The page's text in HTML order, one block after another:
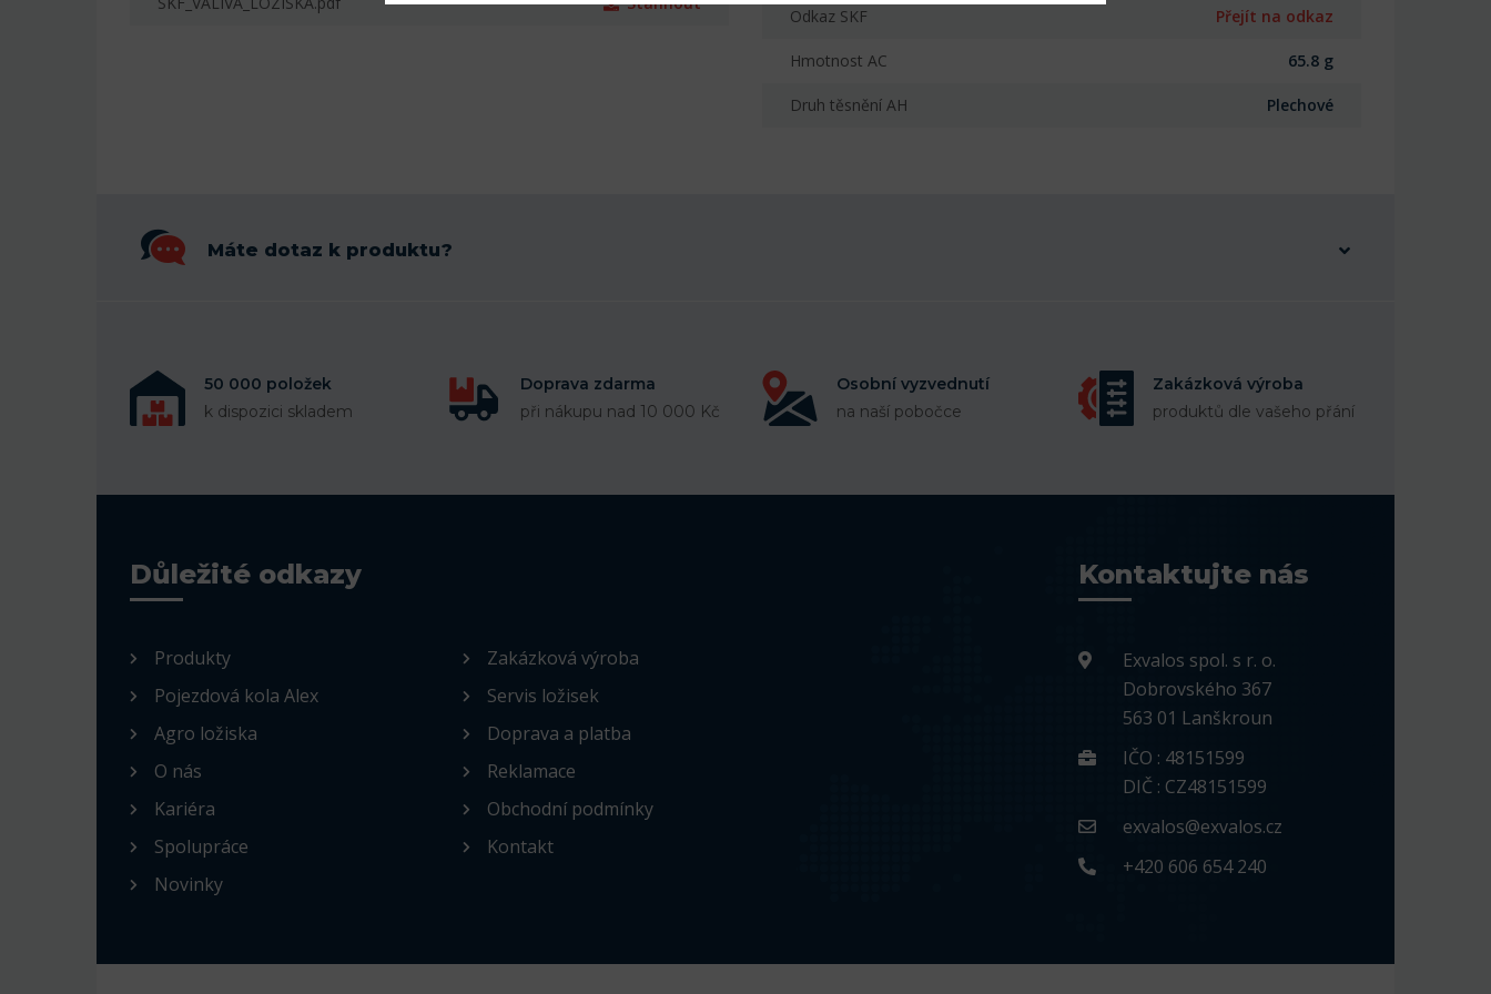
Odkaz SKF Přejít na odkaz
Hmotnost AC 65.8 g
Druh těsnění AH Plechové
Máte dotaz k produktu?
50 000 položek
k dispozici skladem
Doprava zdarma
při nákupu nad 10 000 Kč
Osobní vyzvednutí
na naší pobočce
Zakázková výroba
produktů dle vašeho přání
Důležité odkazy
Produkty
Pojezdová kola Alex
Agro ložiska
O nás
Kariéra
Spolupráce
Novinky
Zakázková výroba
Servis ložisek
Doprava a platba
Reklamace
Obchodní podmínky
Kontakt
Kontaktujte nás
Exvalos spol. s r. o.
Dobrovského 367
563 01 Lanškroun
IČO : 48151599
DIČ : CZ48151599
exvalos@exvalos.cz
+420 606 654 240